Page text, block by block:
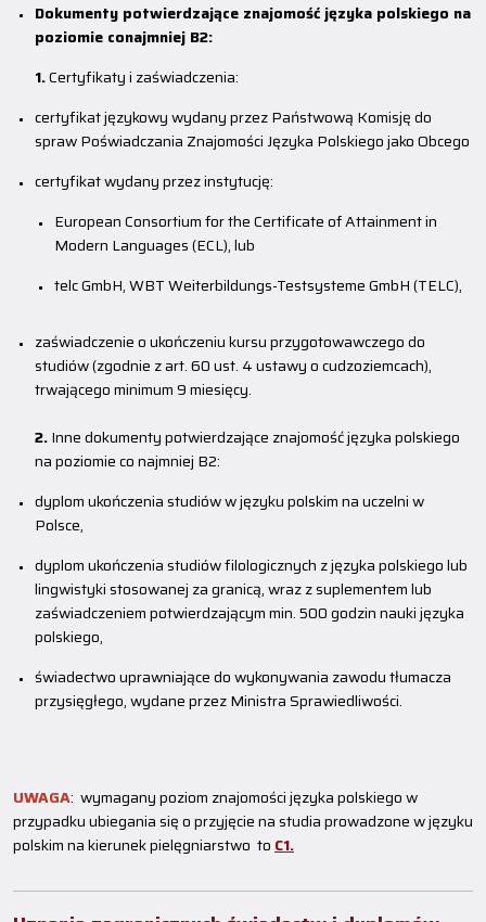
Dokumenty potwierdzające znajomość języka polskiego na
poziomie conajmniej B2:
1.Certyfikaty i zaświadczenia:
certyfikat językowy wydany przez Państwową Komisję do
spraw Poświadczania Znajomości Języka Polskiego jako Obcego
certyfikat wydany przez instytucję:
European Consortium for the Certificate of Attainment in
Modern Languages (ECL), lub
telc GmbH, WBT Weiterbildungs-Testsysteme GmbH (TELC),
zaświadczenie o ukończeniu kursu przygotowawczego do
studiów (zgodnie z art. 60 ust. 4 ustawy o cudzoziemcach),
trwającego minimum 9 miesięcy.
2.Inne dokumenty potwierdzające znajomość języka polskiego
na poziomie co najmniej B2:
dyplom ukończenia studiów w języku polskim na uczelni w
Polsce,
dyplom ukończenia studiów filologicznych z języka polskiego lub
lingwistyki stosowanej za granicą, wraz z suplementem lub
zaświadczeniem potwierdzającym min. 500 godzin nauki języka
polskiego,
świadectwo uprawniające do wykonywania zawodu tłumacza
przysięgłego, wydane przez Ministra Sprawiedliwości.
UWAGA: wymagany poziom znajomości języka polskiegow
przypadku ubiegania się o przyjęcie na studia prowadzone w języku
polskim na kierunek pielęgniarstwo to C1.